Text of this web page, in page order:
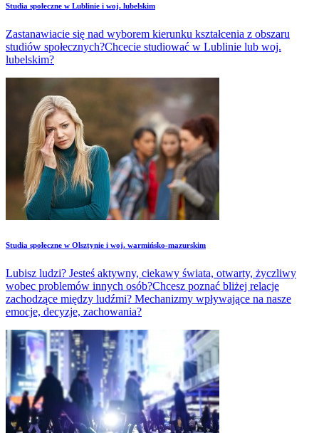
Studia społeczne w Lublinie i woj. lubelskim
Zastanawiacie się nad wyborem kierunku kształcenia z obszaru
studiów społecznych?Chcecie studiować w Lublinie lub woj.
lubelskim?
Studia społeczne w Olsztynie i woj. warmińsko-mazurskim
Lubisz ludzi? Jesteś aktywny, ciekawy świata, otwarty, życzliwy
wobec problemów innych osób?Chcesz poznać bliżej relacje
zachodzące między ludźmi? Mechanizmy wpływające na nasze
emocje, decyzje, zachowania?